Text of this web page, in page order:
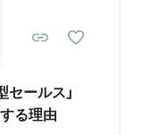
ールス」
る理由